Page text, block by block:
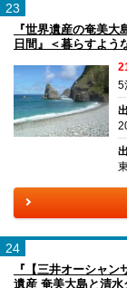
23
『世界遺産の奄美
日間』＜暮らすよう
5
24
『【三井オーシャ
遺産 奄美大島と清水